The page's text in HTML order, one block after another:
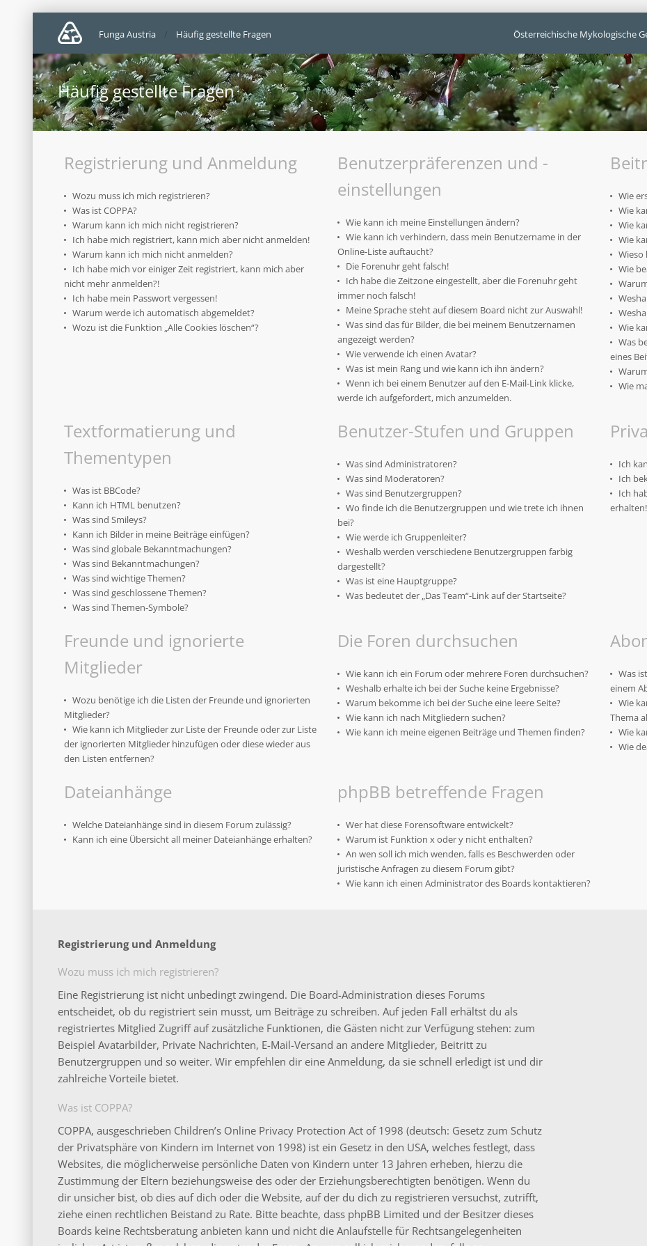
Österreichische Mykologische
Funga Austria Häufig gestellte Fragen
Häufig gestellte Fragen
Registrierung und Anmeldung
Wozu muss ich mich registrieren?
Was ist COPPA?
Warum kann ich mich nicht registrieren?
Ich habe mich registriert, kann mich aber nicht anmelden!
Warum kann ich mich nicht anmelden?
Ich habe mich vor einiger Zeit registriert, kann mich aber
nicht mehr anmelden?!
Ich habe mein Passwort vergessen!
Warum werde ich automatisch abgemeldet?
Wozu ist die Funktion „Alle Cookies löschen“?
Benutzerpräferenzen und -
einstellungen
Wie kann ich meine Einstellungen ändern?
Wie kann ich verhindern, dass mein Benutzername in der
Online-Liste auftaucht?
Die Forenuhr geht falsch!
Ich habe die Zeitzone eingestellt, aber die Forenuhr geht
immer noch falsch!
Meine Sprache steht auf diesem Board nicht zur Auswahl!
Was sind das für Bilder, die bei meinem Benutzernamen
angezeigt werden?
Wie verwende ich einen Avatar?
Was ist mein Rang und wie kann ich ihn ändern?
Wenn ich bei einem Benutzer auf den E-Mail-Link klicke,
werde ich aufgefordert, mich anzumelden.
Wie
Wie
Wie
Wie
Wie
Wie
Was
eines
Wie
Textformatierung und
Thementypen
Was ist BBCode?
Kann ich HTML benutzen?
Was sind Smileys?
Kann ich Bilder in meine Beiträge einfügen?
Was sind globale Bekanntmachungen?
Was sind Bekanntmachungen?
Was sind wichtige Themen?
Was sind geschlossene Themen?
Was sind Themen-Symbole?
Benutzer-Stufen und Gruppen
Was sind Administratoren?
Was sind Moderatoren?
Was sind Benutzergruppen?
Wo finde ich die Benutzergruppen und wie trete ich ihnen
bei?
Wie werde ich Gruppenleiter?
Weshalb werden verschiedene Benutzergruppen farbig
dargestellt?
Was ist eine Hauptgruppe?
Was bedeutet der „Das Team“-Link auf der Startseite?
Ich
Ich
Ich
erhalten!
Freunde und ignorierte
Mitglieder
Wozu benötige ich die Listen der Freunde und ignorierten
Mitglieder?
Wie kann ich Mitglieder zur Liste der Freunde oder zur Liste
der ignorierten Mitglieder hinzufügen oder diese wieder aus
den Listen entfernen?
Die Foren durchsuchen
Wie kann ich ein Forum oder mehrere Foren durchsuchen?
Weshalb erhalte ich bei der Suche keine Ergebnisse?
Warum bekomme ich bei der Suche eine leere Seite?
Wie kann ich nach Mitgliedern suchen?
Wie kann ich meine eigenen Beiträge und Themen finden?
Was
einem
Wie
Thema
Wie
Wie
Dateianhänge
Welche Dateianhänge sind in diesem Forum zulässig?
Kann ich eine Übersicht all meiner Dateianhänge erhalten?
phpBB betreffende Fragen
Wer hat diese Forensoftware entwickelt?
Warum ist Funktion x oder y nicht enthalten?
An wen soll ich mich wenden, falls es Beschwerden oder
juristische Anfragen zu diesem Forum gibt?
Wie kann ich einen Administrator des Boards kontaktieren?
Registrierung und Anmeldung
Wozu muss ich mich registrieren?
Eine Registrierung ist nicht unbedingt zwingend. Die Board-Administration dieses Forums
entscheidet, ob du registriert sein musst, um Beiträge zu schreiben. Auf jeden Fall erhältst du als
registriertes Mitglied Zugriff auf zusätzliche Funktionen, die Gästen nicht zur Verfügung stehen: zum
Beispiel Avatarbilder, Private Nachrichten, E-Mail-Versand an andere Mitglieder, Beitritt zu
Benutzergruppen und so weiter. Wir empfehlen dir eine Anmeldung, da sie schnell erledigt ist und dir
zahlreiche Vorteile bietet.
Was ist COPPA?
COPPA, ausgeschrieben Children’s Online Privacy Protection Act of 1998 (deutsch: Gesetz zum Schutz
der Privatsphäre von Kindern im Internet von 1998) ist ein Gesetz in den USA, welches festlegt, dass
Websites, die möglicherweise persönliche Daten von Kindern unter 13 Jahren erheben, hierzu die
Zustimmung der Eltern beziehungsweise des oder der Erziehungsberechtigten benötigen. Wenn du
dir unsicher bist, ob dies auf dich oder die Website, auf der du dich zu registrieren versuchst, zutrifft,
ziehe einen rechtlichen Beistand zu Rate. Bitte beachte, dass phpBB Limited und der Besitzer dieses
Boards keine Rechtsberatung anbieten kann und nicht die Anlaufstelle für Rechtsangelegenheiten